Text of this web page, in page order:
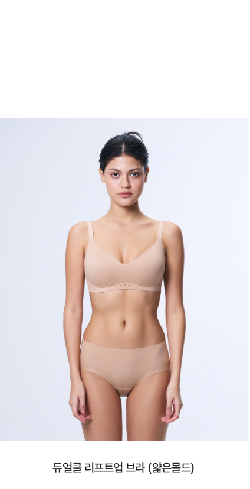
듀얼쿨 리프트업 브라 (얇은몰드)